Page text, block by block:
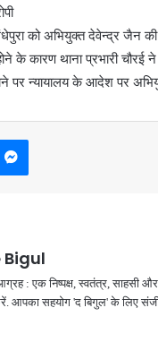
को अभियुक्त देवेन्द्र जैन
के कारण थाना प्रभारी चौरई
पर न्यायालय के आदेश पर
Messenger
Bigul
: एक निष्पक्ष, स्वतंत्र, साहसी
आपका सहयोग 'द बिगुल' के लिए